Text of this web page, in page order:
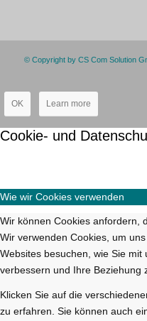
© Copyright by CS Com Solution
OK Learn more
Cookie- und
Wie wir Cookies verwenden
Wir können Cookies anfordern,
Wir verwenden Cookies, um
Websites besuchen, wie Sie
verbessern und Ihre Beziehung
Klicken Sie auf die
zu erfahren. Sie können auch